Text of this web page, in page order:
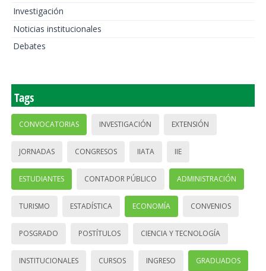
Investigación
Noticias institucionales
Debates
Tags
CONVOCATORIAS INVESTIGACIÓN EXTENSIÓN
JORNADAS CONGRESOS IIATA IIE
ESTUDIANTES CONTADOR PÚBLICO ADMINISTRACIÓN
TURISMO ESTADÍSTICA ECONOMÍA CONVENIOS
POSGRADO POSTÍTULOS CIENCIA Y TECNOLOGÍA
INSTITUCIONALES CURSOS INGRESO GRADUADOS